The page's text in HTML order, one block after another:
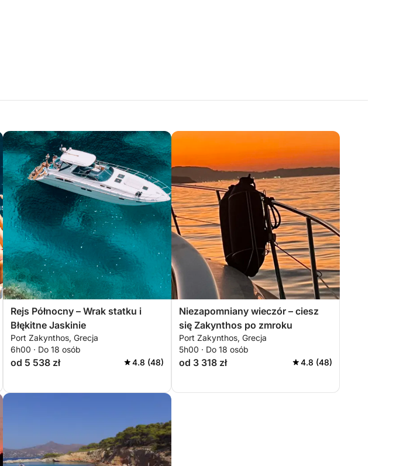
Rejs Północny – Wrak statku i
Błękitne Jaskinie
Port Zakynthos, Grecja
6h00 · Do 18 osób
od 5 538 zł 4.8 (48)
Niezapomniany wieczór – ciesz
się Zakynthos po zmroku
Port Zakynthos, Grecja
5h00 · Do 18 osób
od 3 318 zł 4.8 (48)